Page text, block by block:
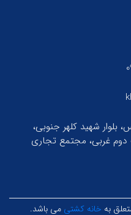
بلوار شهید کلهر جنوبی،
غربی، مجتمع تجاری
به خانه کشتی می باشد.